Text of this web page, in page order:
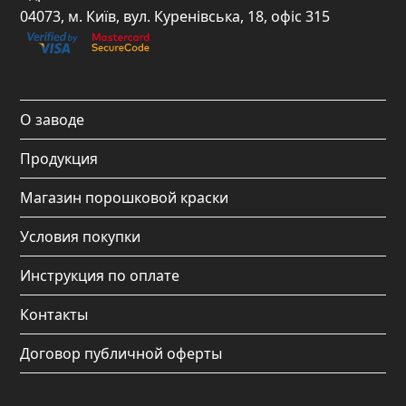
e
b
o
k
t
a
r
a
m
t
u
e
t
o
04073, м. Київ, вул. Куренівська, 18, офіс 315
О заводе
Продукция
Магазин порошковой краски
Условия покупки
Инструкция по оплате
Контакты
Договор публичной оферты